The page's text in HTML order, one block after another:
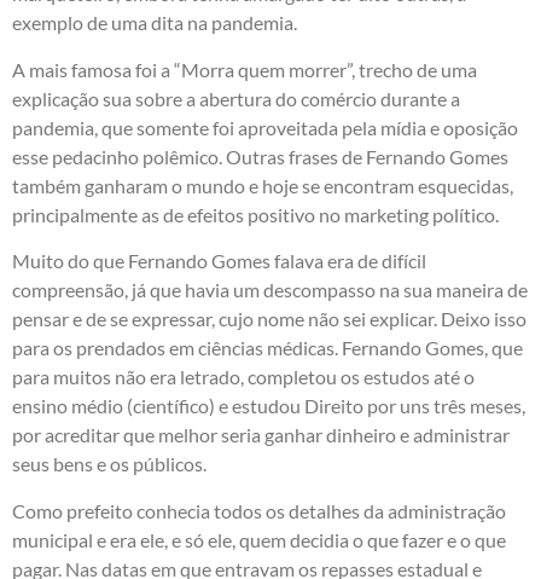
exemplo de uma dita na pandemia.
A mais famosa foi a “Morra quem morrer”, trecho de uma
explicação sua sobre a abertura do comércio durante a
pandemia, que somente foi aproveitada pela mídia e oposição
esse pedacinho polêmico. Outras frases de Fernando Gomes
também ganharam o mundo e hoje se encontram esquecidas,
principalmente as de efeitos positivo no marketing político.
Muito do que Fernando Gomes falava era de difícil
compreensão, já que havia um descompasso na sua maneira de
pensar e de se expressar, cujo nome não sei explicar. Deixo isso
para os prendados em ciências médicas. Fernando Gomes, que
para muitos não era letrado, completou os estudos até o
ensino médio (científico) e estudou Direito por uns três meses,
por acreditar que melhor seria ganhar dinheiro e administrar
seus bens e os públicos.
Como prefeito conhecia todos os detalhes da administração
municipal e era ele, e só ele, quem decidia o que fazer e o que
pagar. Nas datas em que entravam os repasses estadual e